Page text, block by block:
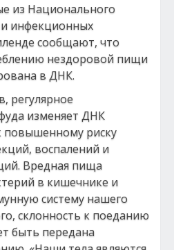
из Национального
и инфекционных
сообщают, что
нездоровой пищи
в ДНК.
регулярное
изменяет ДНК
повышенному риску
воспалений и
Вредная пища
в кишечнике и
систему нашего
склонность к поеданию
быть передана